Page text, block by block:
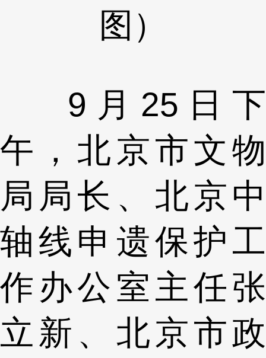
图）
9月25日下
午，北京市文物
局局长、北京中
轴线申遗保护工
作办公室主任张
立新、北京市政